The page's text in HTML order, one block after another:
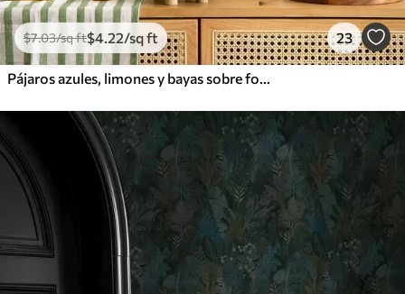
$7.03/sq ft$4.22/sq ft 23
Pájaros azules, limones y bayas sobre fondo blanco